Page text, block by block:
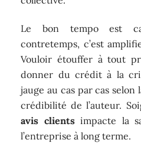
Le bon tempo est
contretemps, c’est
Vouloir étouffer à tout
donner du crédit à la
jauge au cas par cas selon
crédibilité de l’auteur.
avis clientsimpacte la
l’entreprise à long terme.